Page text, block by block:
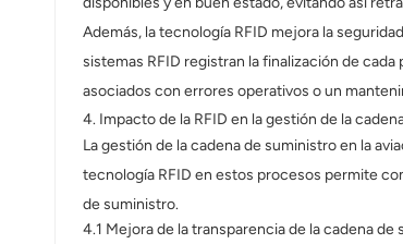
Además, la tecnología RFID mejora la
sistemas RFID registran la finalización de
asociados con errores operativos o un
4. Impacto de la RFID en la gestión de la
La gestión de la cadena de suministro en la
tecnología RFID en estos procesos permite
de suministro.
4.1 Mejora de la transparencia de la cadena de